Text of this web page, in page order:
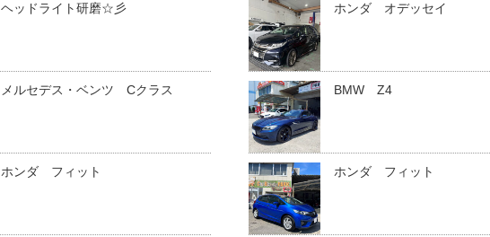
ヘッドライト研磨☆彡 ホンダ オデッセイ
メルセデス・ベンツ Cクラス BMW Z4
ホンダ フィット ホンダ フィット